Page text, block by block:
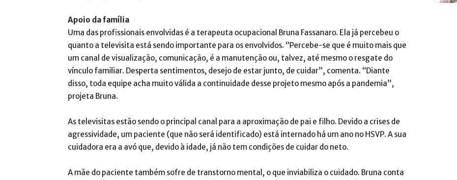
Apoio da família
Uma das profissionais envolvidas é a terapeuta ocupacional Bruna Fassanaro. Ela já percebeu o
quanto a televisita está sendo importante para os envolvidos. “Percebe-se que é muito mais que
um canal de visualização, comunicação, é a manutenção ou, talvez, até mesmo o resgate do
vínculo familiar. Desperta sentimentos, desejo de estar junto, de cuidar”, comenta. “Diante
disso, toda equipe acha muito válida a continuidade desse projeto mesmo após a pandemia”,
projeta Bruna.
As televisitas estão sendo o principal canal para a aproximação de pai e filho. Devido a crises de
agressividade, um paciente (que não será identificado) está internado há um ano no HSVP. A sua
cuidadora era a avó que, devido à idade, já não tem condições de cuidar do neto.
A mãe do paciente também sofre de transtorno mental, o que inviabiliza o cuidado. Bruna conta